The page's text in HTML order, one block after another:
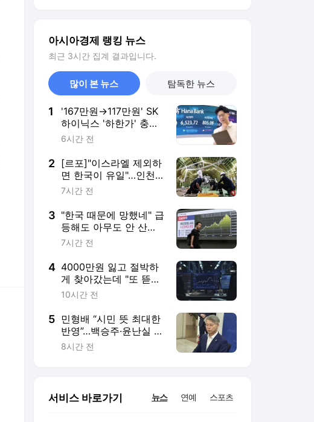
아시아경제 랭킹 뉴스
최근 3시간 집계 결과입니다.
많이 본 뉴스 탐독한 뉴스
1
'167만원→117만원' SK
하이닉스 '하한가' 충
격…프리마켓 시초가 논
6시간 전
2 [르포]"이스라엘 제외하
면 한국이 유일"…인천
공항, '224조' 항공
7시간 전
3 "한국 때문에 망했네" 급
등해도 아무도 안 산
다…코스피 따라 출렁이
7시간 전
4 4000만원 잃고 절박하
게 찾아갔는데 "또 뜯겼
다"…악랄해진 리딩방
10시간 전
5 민형배 “시민 뜻 최대한
반영”…백승주·윤난실 정
무부시장 지명(종합)
8시간 전
서비스 바로가기 뉴스 연예 스포츠